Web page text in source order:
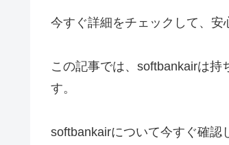
今すぐ詳細をチェックして、安
この記事では、softbankairは持
す。
softbankairについて今すぐ確認